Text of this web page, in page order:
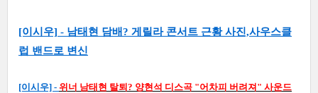
[이시우] - 남태현 담배? 게릴라 콘서트 근황 사진,사우스클
럽 밴드로 변신
[이시우] - 위너 남태현 탈퇴? 양현석 디스곡 "어차피 버려져" 사운드